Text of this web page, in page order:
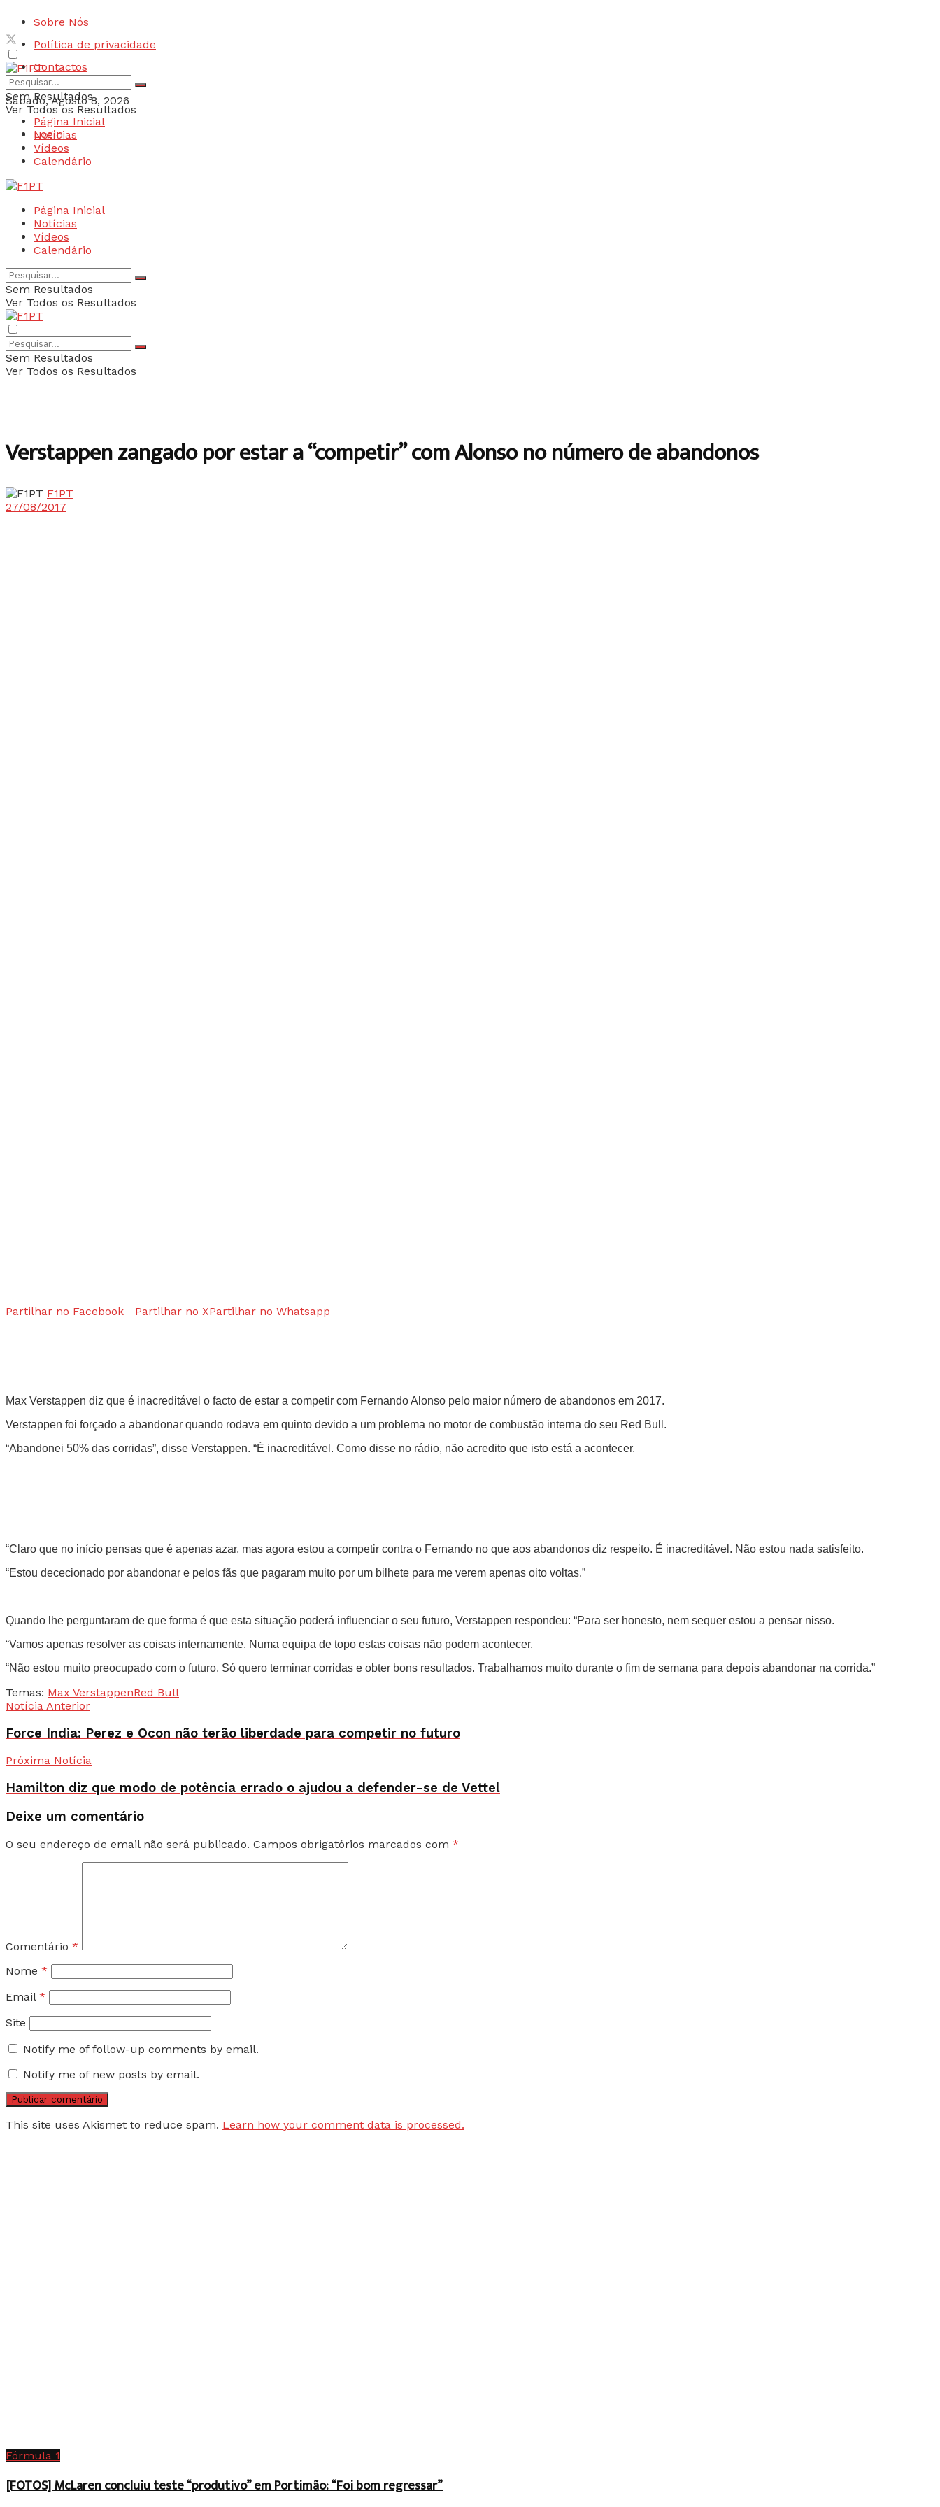
Sobre Nós
Política de privacidade
Contactos
Sábado, Agosto 8, 2026
Login
Sem Resultados
Ver Todos os Resultados
Página Inicial
Notícias
Vídeos
Calendário
Página Inicial
Notícias
Vídeos
Calendário
Sem Resultados
Ver Todos os Resultados
Sem Resultados
Ver Todos os Resultados
Verstappen zangado por estar a “competir” com Alonso no número de abandonos
F1PT
27/08/2017
Partilhar no Facebook Partilhar no XPartilhar no Whatsapp
Max Verstappen diz que é inacreditável o facto de estar a competir com Fernando Alonso pelo maior número de abandonos em 2017.
Verstappen foi forçado a abandonar quando rodava em quinto devido a um problema no motor de combustão interna do seu Red Bull.
“Abandonei 50% das corridas”, disse Verstappen. “É inacreditável. Como disse no rádio, não acredito que isto está a acontecer.
“Claro que no início pensas que é apenas azar, mas agora estou a competir contra o Fernando no que aos abandonos diz respeito. É inacreditável. Não estou nada satisfeito.
“Estou dececionado por abandonar e pelos fãs que pagaram muito por um bilhete para me verem apenas oito voltas.”
Quando lhe perguntaram de que forma é que esta situação poderá influenciar o seu futuro, Verstappen respondeu: “Para ser honesto, nem sequer estou a pensar nisso.
“Vamos apenas resolver as coisas internamente. Numa equipa de topo estas coisas não podem acontecer.
“Não estou muito preocupado com o futuro. Só quero terminar corridas e obter bons resultados. Trabalhamos muito durante o fim de semana para depois abandonar na corrida.”
Temas: Max VerstappenRed Bull
Notícia Anterior
Force India: Perez e Ocon não terão liberdade para competir no futuro
Próxima Notícia
Hamilton diz que modo de potência errado o ajudou a defender-se de Vettel
Deixe um comentário
O seu endereço de email não será publicado. Campos obrigatórios marcados com *
Comentário *
Nome *
Email *
Site
Notify me of follow-up comments by email.
Notify me of new posts by email.
This site uses Akismet to reduce spam. Learn how your comment data is processed.
Fórmula 1
[FOTOS] McLaren concluiu teste “produtivo” em Portimão: “Foi bom regressar”